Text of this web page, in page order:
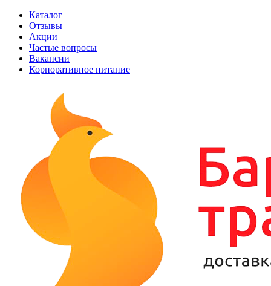
Каталог
Отзывы
Акции
Частые вопросы
Вакансии
Корпоративное питание